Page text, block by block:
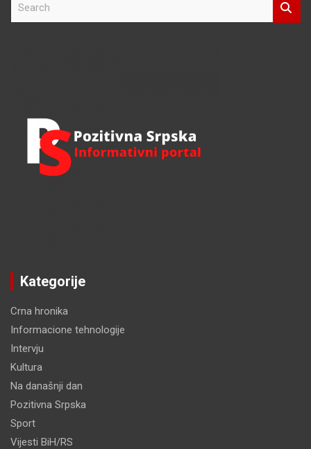
Kategorije
Crna hronika
Informacione tehnologije
Intervju
Kultura
Na današnji dan
Pozitivna Srpska
Sport
Vijesti BiH/RS